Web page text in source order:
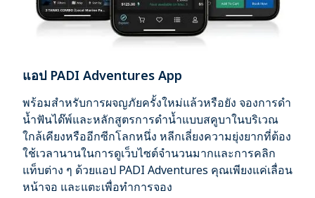
แอป PADI Adventures App
พร้อมสำหรับการผจญภัยครั้งใหม่แล้วหรือยัง จองการดำ
น้ำฟันได๊พ์และหลักสูตรการดำน้ำแบบสคูบาในบริเวณ
ใกล้เคียงหรืออีกซีกโลกหนึ่ง หลีกเลี่ยงความยุ่งยากที่ต้อง
ใช้เวลานานในการดูเว็บไซต์จำนวนมากและการคลิก
แท็บต่าง ๆ ด้วยแอป PADI Adventures คุณเพียงแค่เลื่อน
หน้าจอ และแตะเพื่อทำการจอง